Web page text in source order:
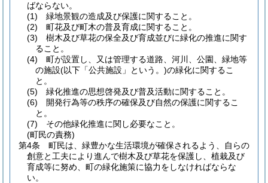
ばならない。
(1)
緑地景観の造成及び保護に関すること。
(2)
町花及び町木の普及育成に関すること。
(3)
樹木及び草花の保全及び育成並びに緑化の推進に関す
ること。
(4)
町が設置し、又は管理する道路、河川、公園、緑地等
の施設(以下「公共施設」という。)の緑化に関するこ
と。
(5)
緑化推進の思想啓発及び普及活動に関すること。
(6)
開発行為等の秩序の確保及び自然の保護に関するこ
と。
(7)
その他緑化推進に関し必要なこと。
(町民の責務)
第4条
町民は、緑豊かな生活環境が確保されるよう、自らの
創意と工夫により進んで樹木及び草花を保護し、植栽及び
育成等に努め、町の緑化施策に協力をしなければならな
い。